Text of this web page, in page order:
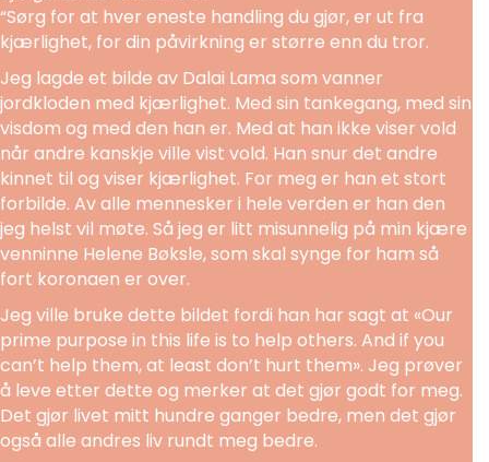
“Sørg for at hver eneste handling du gjør, er ut fra
kjærlighet, for din påvirkning er større enn du tror.
Jeg lagde et bilde av Dalai Lama som vanner
jordkloden med kjærlighet. Med sin tankegang, med sin
visdom og med den han er. Med at han ikke viser vold
når andre kanskje ville vist vold. Han snur det andre
kinnet til og viser kjærlighet. For meg er han et stort
forbilde. Av alle mennesker i hele verden er han den
jeg helst vil møte. Så jeg er litt misunnelig på min kjære
venninne Helene Bøksle, som skal synge for ham så
fort koronaen er over.
Jeg ville bruke dette bildet fordi han har sagt at «Our
prime purpose in this life is to help others. And if you
can’t help them, at least don’t hurt them». Jeg prøver
å leve etter dette og merker at det gjør godt for meg.
Det gjør livet mitt hundre ganger bedre, men det gjør
også alle andres liv rundt meg bedre.